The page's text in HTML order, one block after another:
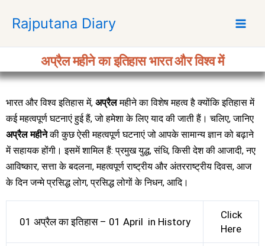
p
o
Rajputana Diary
अप्रैल महीने का इतिहास भारत और विश्व में
भारत और विश्व इतिहास में, अप्रैलमहीने का विशेष महत्व है क्योंकि इतिहास में
कई महत्वपूर्ण घटनाएं हुई हैं, जो हमेशा के लिए याद की जाती हैं। चलिए, जानिए
अप्रैल महीनेकी कुछ ऐसी महत्वपूर्ण घटनाएं जो आपके सामान्य ज्ञान को बढ़ाने
में सहायक होंगी। इसमें शामिल हैं: प्रमुख युद्ध, संधि, किसी देश की आजादी, नए
आविष्कार, सत्ता के बदलना, महत्वपूर्ण राष्ट्रीय और अंतरराष्ट्रीय दिवस, आज
के दिन जन्मे प्रसिद्ध लोग, प्रसिद्ध लोगों के निधन, आदि।
01 अप्रैल का इतिहास – 01 April in History
Click
Here